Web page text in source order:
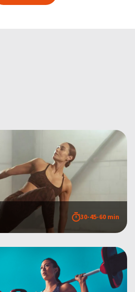
30-45-60 min